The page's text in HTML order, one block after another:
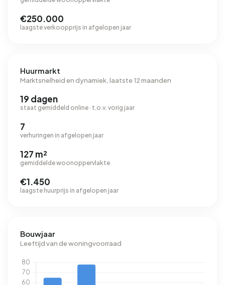
€250.000
laagste verkoopprijs in afgelopen jaar
Huurmarkt
Marktsnelheid en dynamiek, laatste 12 maanden
19 dagen
staat gemiddeld online · t.o.v. vorig jaar
7
verhuringen in afgelopen jaar
127 m²
gemiddelde woonoppervlakte
€1.450
laagste huurprijs in afgelopen jaar
Bouwjaar
Leeftijd van de woningvoorraad